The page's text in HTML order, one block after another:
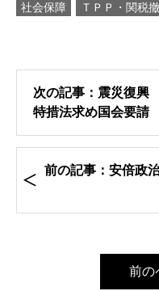
社会保障 ＴＰＰ・関税
次の記事：震災復
特措法求め国会要請
前の記事：安倍政
前の